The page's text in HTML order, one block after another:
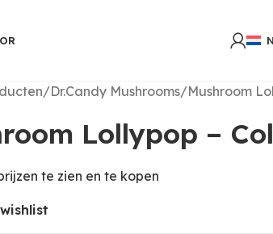
Dr.Candy Mushrooms Mushroom
Lollypop –
te zien en te kopen